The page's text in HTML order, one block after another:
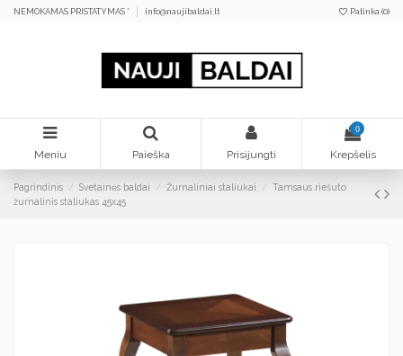
NEMOKAMAS PRISTATYMAS * info@naujibaldai.lt Patinka (0)
Meniu Paieška Prisijungti
0
Krepšelis
Pagrindinis Svetainės baldai Žurnaliniai staliukai
Tamsaus riešuto
žurnalinis staliukas 45x45